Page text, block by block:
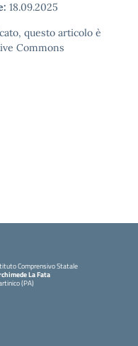
18.09.2025
questo articolo è
Commons
Comprensivo Statale
La Fata
(PA)